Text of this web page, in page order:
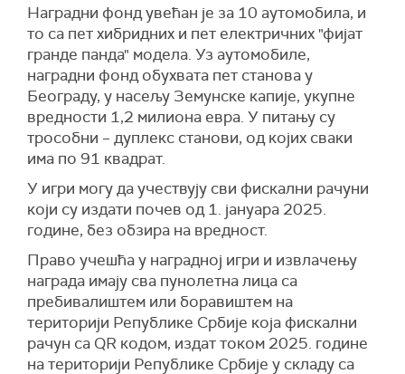
Наградни фонд увећан је за 10 аутомобилa, и
то са пет хибридних и пет електричних "фијат
гранде панда" модела. Уз аутомобиле,
наградни фонд обухвата пет станова у
Београду, у насељу Земунске капије, укупне
вредности 1,2 милиона евра. У питању су
трособни – дуплекс станови, од којих сваки
има по 91 квадрат.
У игри могу да учествују сви фискални рачуни
који су издати почев од 1. јануара 2025.
године, без обзира на вредност.
Право учешћa у наградној игри и извлачењу
награда имају сва пунолетна лица са
пребивалиштем или боравиштем на
територији Републике Србије која фискални
рачун са QR кодом, издат током 2025. године
на територији Републике Србије у складу са